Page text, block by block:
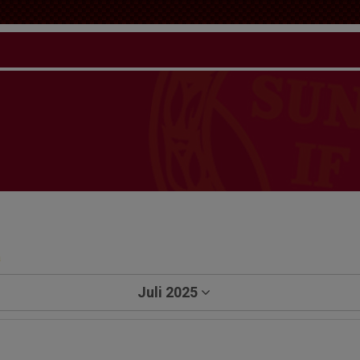
Juli 2025